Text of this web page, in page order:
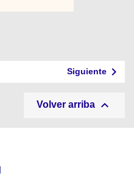
Siguiente 
Volver arriba 